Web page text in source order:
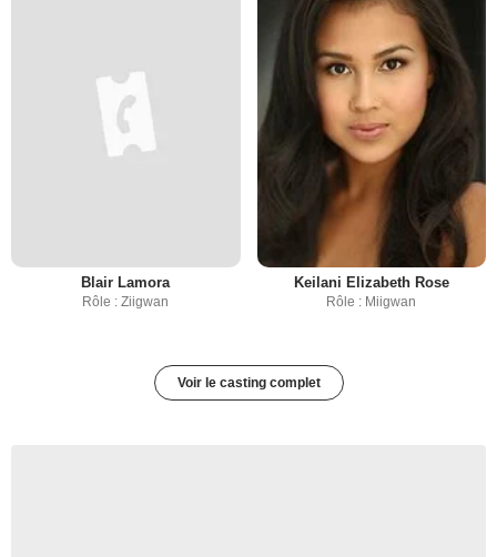
Blair Lamora
Rôle : Ziigwan
Keilani Elizabeth Rose
Rôle : Miigwan
Voir le casting complet